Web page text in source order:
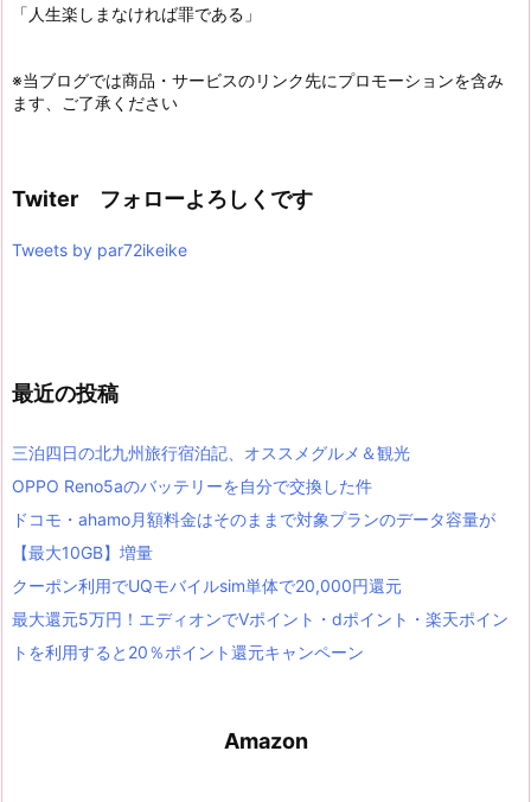
「人生楽しまなければ罪である」
※当ブログでは商品・サービスのリンク先にプロモーションを含み
ます、ご了承ください
Twiter フォローよろしくです
Tweets by par72ikeike
最近の投稿
三泊四日の北九州旅行宿泊記、オススメグルメ＆観光
OPPO Reno5aのバッテリーを自分で交換した件
ドコモ・ahamo月額料金はそのままで対象プランのデータ容量が
【最大10GB】増量
クーポン利用でUQモバイルsim単体で20,000円還元
最大還元5万円！エディオンでVポイント・dポイント・楽天ポイン
トを利用すると20％ポイント還元キャンペーン
Amazon